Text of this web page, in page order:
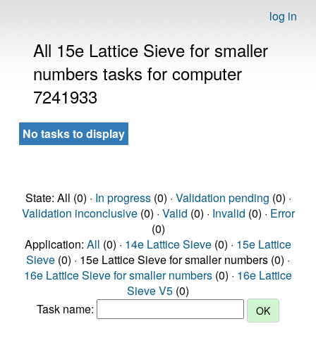
log in
All 15e Lattice Sieve for smaller
numbers tasks for computer
7241933
No tasks to display
State: All (0) · In progress(0) · Validation pending (0) ·
Validation inconclusive(0) · Valid (0) · Invalid (0) · Error
(0)
Application: All (0) · 14e Lattice Sieve (0) · 15e Lattice
Sieve (0) · 15e Lattice Sieve for smaller numbers (0) ·
16e Lattice Sieve for smaller numbers (0) · 16e Lattice
Sieve V5 (0)
Task name: